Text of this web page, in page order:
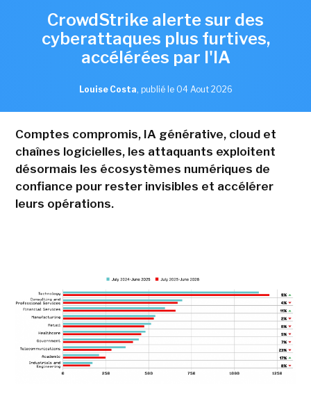
CrowdStrike alerte sur des
cyberattaques plus furtives,
accélérées par l'IA
Louise Costa, publié le 04 Aout 2026
Comptes compromis, IA générative, cloud et
chaînes logicielles, les attaquants exploitent
désormais les écosystèmes numériques de
confiance pour rester invisibles et accélérer
leurs opérations.